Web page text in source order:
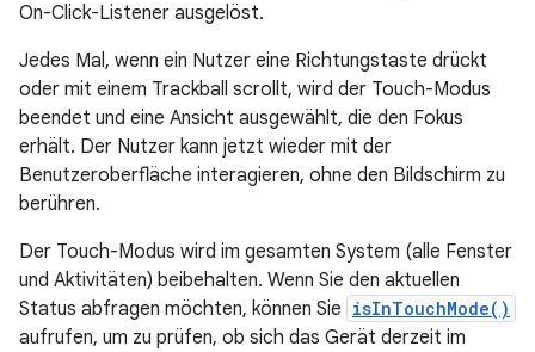
On-Click-Listener ausgelöst.
Jedes Mal, wenn ein Nutzer eine Richtungstaste drückt
oder mit einem Trackball scrollt, wird der Touch-Modus
beendet und eine Ansicht ausgewählt, die den Fokus
erhält. Der Nutzer kann jetzt wieder mit der
Benutzeroberfläche interagieren, ohne den Bildschirm zu
berühren.
Der Touch-Modus wird im gesamten System (alle Fenster
und Aktivitäten) beibehalten. Wenn Sie den aktuellen
Status abfragen möchten, können Sie isInTouchMode()
aufrufen, um zu prüfen, ob sich das Gerät derzeit im